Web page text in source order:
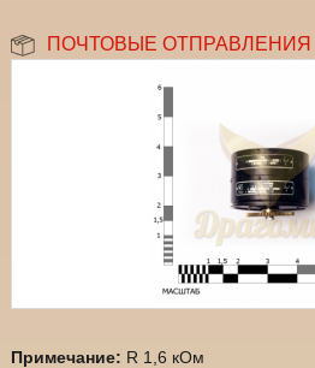
ПОЧТОВЫЕ ОТПРАВЛЕНИЯ
Примечание: R 1,6 кОм